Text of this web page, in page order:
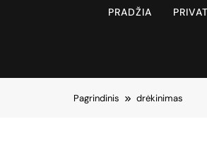
PRADŽIA
Pagrindinis drėkinimas